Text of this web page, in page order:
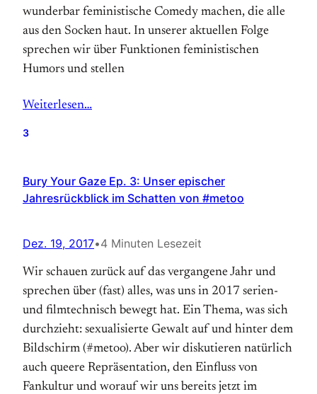
wunderbar feministische Comedy machen, die alle
aus den Socken haut. In unserer aktuellen Folge
sprechen wir über Funktionen feministischen
Humors und stellen
Weiterlesen…
3
Bury Your Gaze Ep. 3: Unser epischer
Jahresrückblick im Schatten von #metoo
Dez. 19, 2017•4 Minuten Lesezeit
Wir schauen zurück auf das vergangene Jahr und
sprechen über (fast) alles, was uns in 2017 serien-
und filmtechnisch bewegt hat. Ein Thema, was sich
durchzieht: sexualisierte Gewalt auf und hinter dem
Bildschirm (#metoo). Aber wir diskutieren natürlich
auch queere Repräsentation, den Einfluss von
Fankultur und worauf wir uns bereits jetzt im